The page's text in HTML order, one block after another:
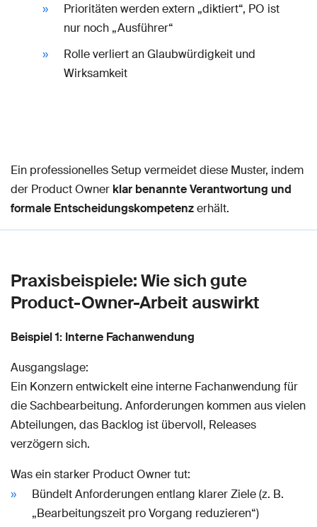
Prioritäten werden extern „diktiert“, PO ist
nur noch „Ausführer“
Rolle verliert an Glaubwürdigkeit und
Wirksamkeit
Ein professionelles Setup vermeidet diese Muster, indem
der Product Owner klar benannte Verantwortung und
formale Entscheidungskompetenzerhält.
Praxisbeispiele: Wie sich gute
Product-Owner-Arbeit auswirkt
Beispiel 1: Interne Fachanwendung
Ausgangslage:
Ein Konzern entwickelt eine interne Fachanwendung für
die Sachbearbeitung. Anforderungen kommen aus vielen
Abteilungen, das Backlog ist übervoll, Releases
verzögern sich.
Was ein starker Product Owner tut:
Bündelt Anforderungen entlang klarer Ziele (z. B.
„Bearbeitungszeit pro Vorgang reduzieren“)